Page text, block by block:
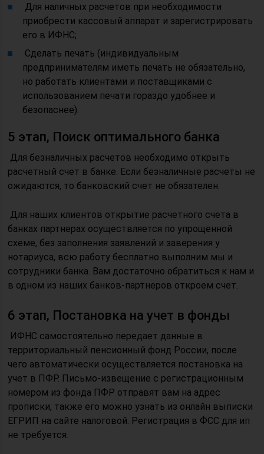
Для наличных расчетов при необходимости
приобрести кассовый аппарат и зарегистрировать
его в ИФНС;
Сделать печать (индивидуальным
предпринимателям иметь печать не обязательно,
но работать клиентами и поставщиками с
использованием печати гораздо удобнее и
безопаснее).
5 этап, Поиск оптимального банка
Для безналичных расчетов необходимо открыть
расчетный счет в банке. Если безналичные расчеты не
ожидаются, то банковский счет не обязателен.
Для наших клиентов открытие расчетного счета в
банках партнерах осуществляется по упрощенной
схеме, без заполнения заявлений и заверения у
нотариуса, всю работу бесплатно выполним мы и
сотрудники банка. Вам достаточно обратиться к нам и
в одном из наших банков-партнеров откроем счет.
6 этап, Постановка на учет в фонды
ИФНС самостоятельно передает данные в
территориальный пенсионный фонд России, после
чего автоматически осуществляется постановка на
учет в ПФР. Письмо-извещение с регистрационным
номером из фонда ПФР отправят вам на адрес
прописки, также его можно узнать из онлайн выписки
ЕГРИП на сайте налоговой. Регистрация в ФСС для ип
не требуется.